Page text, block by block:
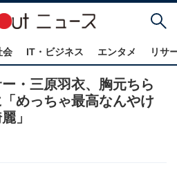
会 IT・ビジネス エンタメ リサ
・三原羽衣、胸元ちら
めっちゃ最高なんやけ
」